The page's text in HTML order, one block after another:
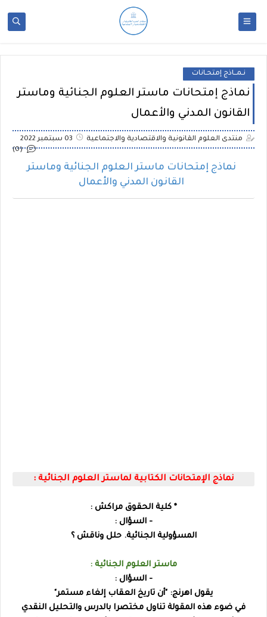
نـمــاذج إمتحـانات
نماذج إمتحانات ماستر العلوم الجنائية وماستر
القانون المدني والأعمال
منتدى العلوم القانونية والاقتصادية والاجتماعية
03 سبتمبر 2022
(0)
نماذج إمتحانات ماستر العلوم الجنائية وماستر
القانون المدني والأعمال
نماذج الإمتحانات الكتابية لماستر العلوم الجنائية :
* كلية الحقوق مراكش :
- السؤال :
المسؤولية الجنائية. حلل وناقش ؟
ماستر العلوم الجنائية :
- السؤال :
يقول اهرنج: "أن تاريخ العقاب إلغاء مستمر"
في ضوء هذه المقولة تناول مختصرا بالدرس والتحليل النقدي